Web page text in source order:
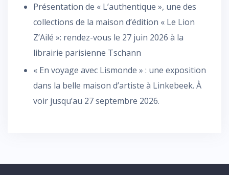
Présentation de « L’authentique », une des
collections de la maison d’édition « Le Lion
Z’Ailé »: rendez-vous le 27 juin 2026 à la
librairie parisienne Tschann
« En voyage avec Lismonde » : une exposition
dans la belle maison d’artiste à Linkebeek. À
voir jusqu’au 27 septembre 2026.